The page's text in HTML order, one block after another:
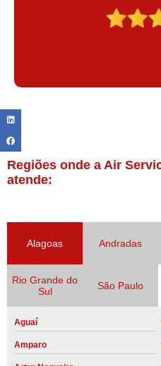
Regiões onde a Air
atende:
Alagoas Andradas
Rio Grande do
Sul
São Paulo
Aguaí
Amparo